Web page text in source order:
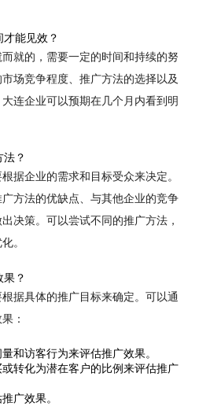
能见效？
就的，需要一定的时间和持续的努
场竞争程度、推广方法的选择以及
连企业可以预期在几个月内看到明
？
据企业的需求和目标受众来决定。
方法的优缺点、与其他企业的竞争
决策。可以尝试不同的推广方法，
。
？
据具体的推广目标来确定。可以通
：
和访客行为来评估推广效果。
转化为潜在客户的比例来评估推广
广效果。